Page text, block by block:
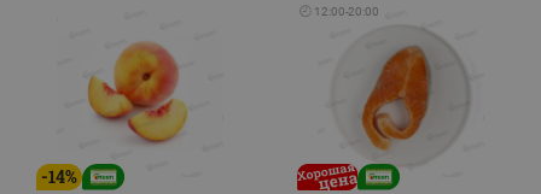
-14%
🕘 12:00-20:00